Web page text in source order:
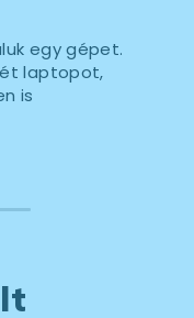
egy gépet.
laptopot,
is
őket,
a
kívánt